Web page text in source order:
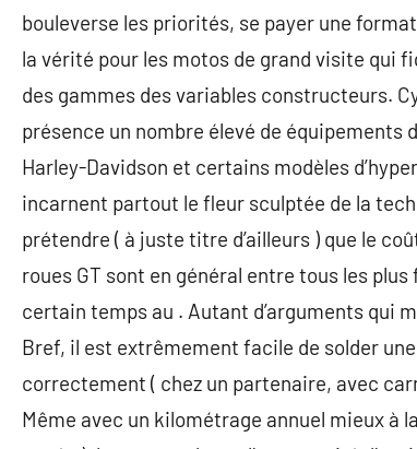
bouleverse les priorités, se payer une
la vérité pour les motos de grand visite qui
des gammes des variables constructeurs.
présence un nombre élevé de équipements
Harley-Davidson et certains modèles
incarnent partout le fleur sculptée de la
prétendre ( à juste titre d’ailleurs ) que le
roues GT sont en général entre tous les
certain temps au . Autant d’arguments qui
Bref, il est extrêmement facile de solder
correctement ( chez un partenaire, avec
Même avec un kilométrage annuel mieux à